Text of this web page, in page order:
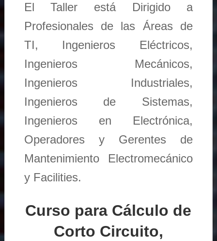
El Taller está Dirigido a
Profesionales de las Áreas de
TI, Ingenieros Eléctricos,
Ingenieros Mecánicos,
Ingenieros Industriales,
Ingenieros de Sistemas,
Ingenieros en Electrónica,
Operadores y Gerentes de
Mantenimiento Electromecánico
y Facilities.
Curso para Cálculo de
Corto Circuito,